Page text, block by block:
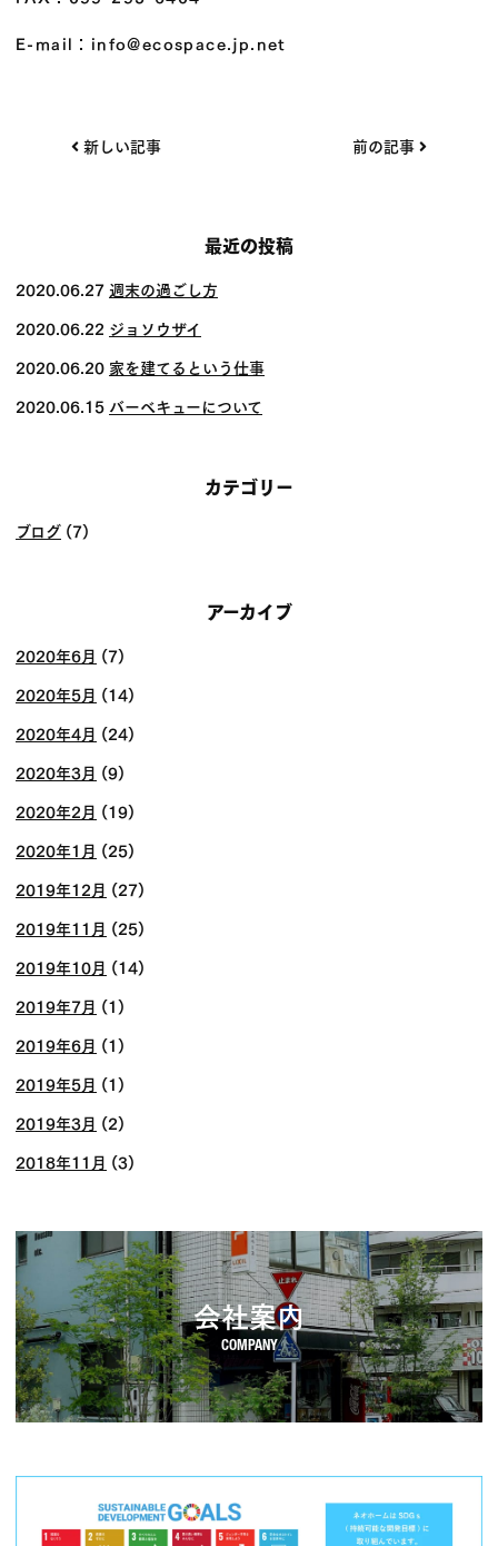
E-mail：info@ecospace.jp.net
投
ゲー
ショ
ン
前の記事
新しい記事
最近の投稿
2020.06.27 週末の過ごし方
2020.06.22 ジョソウザイ
2020.06.20 家を建てるという仕事
2020.06.15 バーベキューについて
カテゴリー
ブログ (7)
アーカイブ
2020年6月 (7)
2020年5月 (14)
2020年4月 (24)
2020年3月 (9)
2020年2月 (19)
2020年1月 (25)
2019年12月 (27)
2019年11月 (25)
2019年10月 (14)
2019年7月 (1)
2019年6月 (1)
2019年5月 (1)
2019年3月 (2)
2018年11月 (3)
会社案内